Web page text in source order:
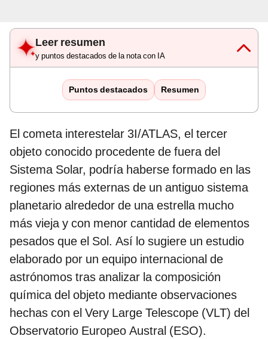
Leer resumen
y puntos destacados de la nota con IA
Puntos destacados Resumen
El cometa interestelar 3I/ATLAS, el tercer
objeto conocido procedente de fuera del
Sistema Solar, podría haberse formado en las
regiones más externas de un antiguo sistema
planetario alrededor de una estrella mucho
más vieja y con menor cantidad de elementos
pesados que el Sol. Así lo sugiere un estudio
elaborado por un equipo internacional de
astrónomos tras analizar la composición
química del objeto mediante observaciones
hechas con el Very Large Telescope (VLT) del
Observatorio Europeo Austral (ESO).